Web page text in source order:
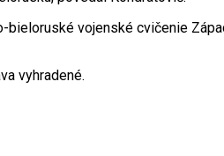
vojenské cvičenie
vyhradené.